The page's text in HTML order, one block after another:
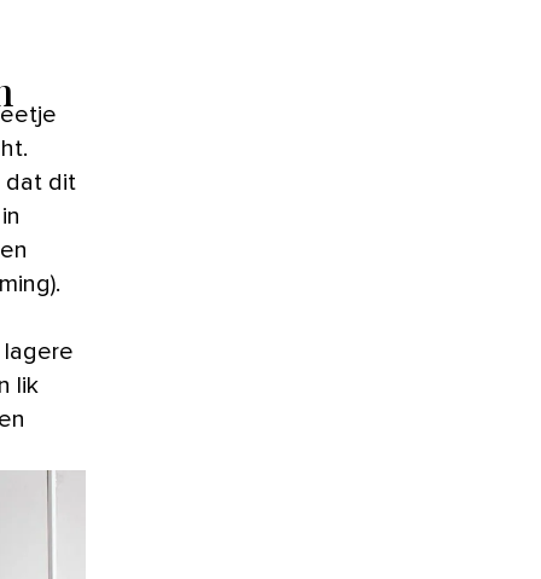
dat dit
lik